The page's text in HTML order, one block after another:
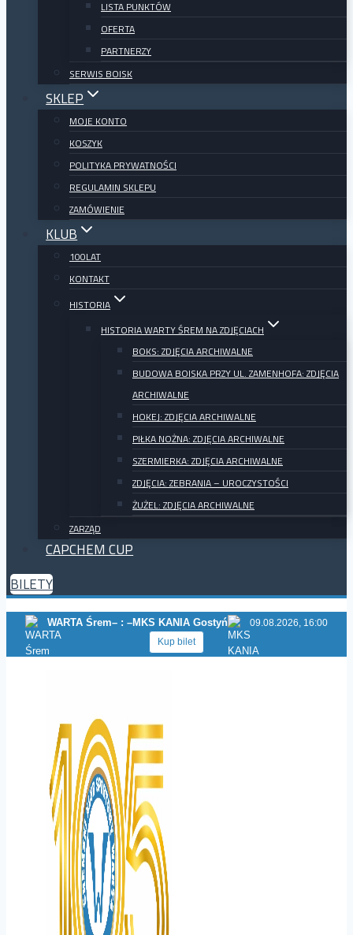
LISTA PUNKTÓW
OFERTA
PARTNERZY
SERWIS BOISK
SKLEP
MOJE KONTO
KOSZYK
POLITYKA PRYWATNOŚCI
REGULAMIN SKLEPU
ZAMÓWIENIE
KLUB
100LAT
KONTAKT
HISTORIA
HISTORIA WARTY ŚREM NA ZDJĘCIACH
BOKS: ZDJĘCIA ARCHIWALNE
BUDOWA BOISKA PRZY UL. ZAMENHOFA: ZDJĘCIA
ARCHIWALNE
HOKEJ: ZDJĘCIA ARCHIWALNE
PIŁKA NOŻNA: ZDJĘCIA ARCHIWALNE
SZERMIERKA: ZDJĘCIA ARCHIWALNE
ZDJĘCIA: ZEBRANIA – UROCZYSTOŚCI
ŻUŻEL: ZDJĘCIA ARCHIWALNE
ZARZĄD
CAPCHEM CUP
BILETY
WARTA Śrem– : –MKS KANIA Gostyń
09.08.2026, 16:00
Kup bilet